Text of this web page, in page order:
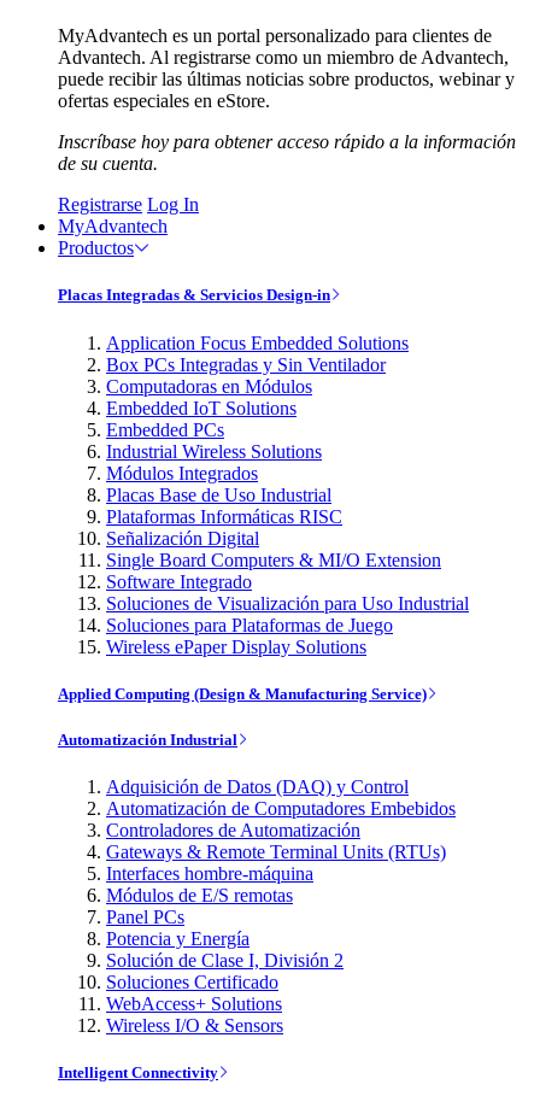
MyAdvantech es un portal personalizado para clientes de
Advantech. Al registrarse como un miembro de Advantech,
puede recibir las últimas noticias sobre productos, webinar y
ofertas especiales en eStore.
Inscríbase hoy para obtener acceso rápido a la información
de su cuenta.
Registrarse Log In
MyAdvantech
Productos
Placas Integradas & Servicios Design-in
Application Focus Embedded Solutions
Box PCs Integradas y Sin Ventilador
Computadoras en Módulos
Embedded IoT Solutions
Embedded PCs
Industrial Wireless Solutions
Módulos Integrados
Placas Base de Uso Industrial
Plataformas Informáticas RISC
Señalización Digital
Single Board Computers & MI/O Extension
Software Integrado
Soluciones de Visualización para Uso Industrial
Soluciones para Plataformas de Juego
Wireless ePaper Display Solutions
Applied Computing (Design & Manufacturing Service)
Automatización Industrial
Adquisición de Datos (DAQ) y Control
Automatización de Computadores Embebidos
Controladores de Automatización
Gateways & Remote Terminal Units (RTUs)
Interfaces hombre-máquina
Módulos de E/S remotas
Panel PCs
Potencia y Energía
Solución de Clase I, División 2
Soluciones Certificado
WebAccess+ Solutions
Wireless I/O & Sensors
Intelligent Connectivity